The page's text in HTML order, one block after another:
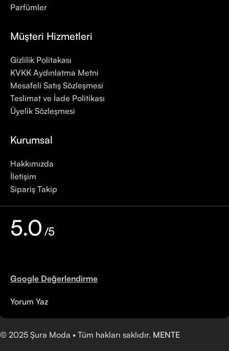
Parfümler
Müşteri Hizmetleri
Gizlilik Politakası
KVKK Aydınlatma Metni
Mesafeli Satış Sözleşmesi
Teslimat ve İade Politikası
Üyelik Sözleşmesi
Kurumsal
Hakkımızda
İletişim
Sipariş Takip
5.0 /5
Google Değerlendirme
Yorum Yaz
© 2025 Şura Moda • Tüm hakları saklıdır. MENTE